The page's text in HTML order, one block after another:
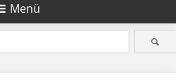
Menü